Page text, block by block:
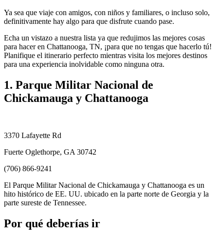
Ya sea que viaje con amigos, con niños y familiares, o incluso solo,
definitivamente hay algo para que disfrute cuando pase.
Echa un vistazo a nuestra lista ya que redujimos las mejores cosas
para hacer en Chattanooga, TN, ¡para que no tengas que hacerlo tú!
Planifique el itinerario perfecto mientras visita los mejores destinos
para una experiencia inolvidable como ninguna otra.
1. Parque Militar Nacional de
Chickamauga y Chattanooga
3370 Lafayette Rd
Fuerte Oglethorpe, GA 30742
(706) 866-9241
El Parque Militar Nacional de Chickamauga y Chattanooga es un
hito histórico de EE. UU. ubicado en la parte norte de Georgia y la
parte sureste de Tennessee.
Por qué deberías ir